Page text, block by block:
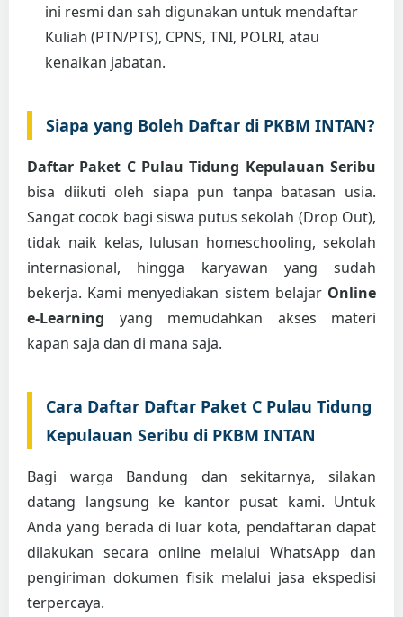
ini resmi dan sah digunakan untuk mendaftar
Kuliah (PTN/PTS), CPNS, TNI, POLRI, atau
kenaikan jabatan.
Siapa yang Boleh Daftar di PKBM INTAN?
Daftar Paket C Pulau Tidung Kepulauan Seribu
bisa diikuti oleh siapa pun tanpa batasan usia.
Sangat cocok bagi siswa putus sekolah (Drop Out),
tidak naik kelas, lulusan homeschooling, sekolah
internasional, hingga karyawan yang sudah
bekerja. Kami menyediakan sistem belajar Online
e-Learning yang memudahkan akses materi
kapan saja dan di mana saja.
Cara Daftar Daftar Paket C Pulau Tidung
Kepulauan Seribu di PKBM INTAN
Bagi warga Bandung dan sekitarnya, silakan
datang langsung ke kantor pusat kami. Untuk
Anda yang berada di luar kota, pendaftaran dapat
dilakukan secara online melalui WhatsApp dan
pengiriman dokumen fisik melalui jasa ekspedisi
terpercaya.